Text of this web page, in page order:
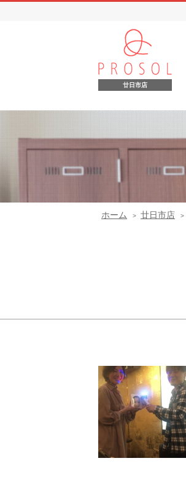
廿日市店
ホーム 廿日市店